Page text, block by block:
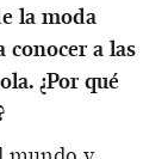
la moda
a las
¿Por qué